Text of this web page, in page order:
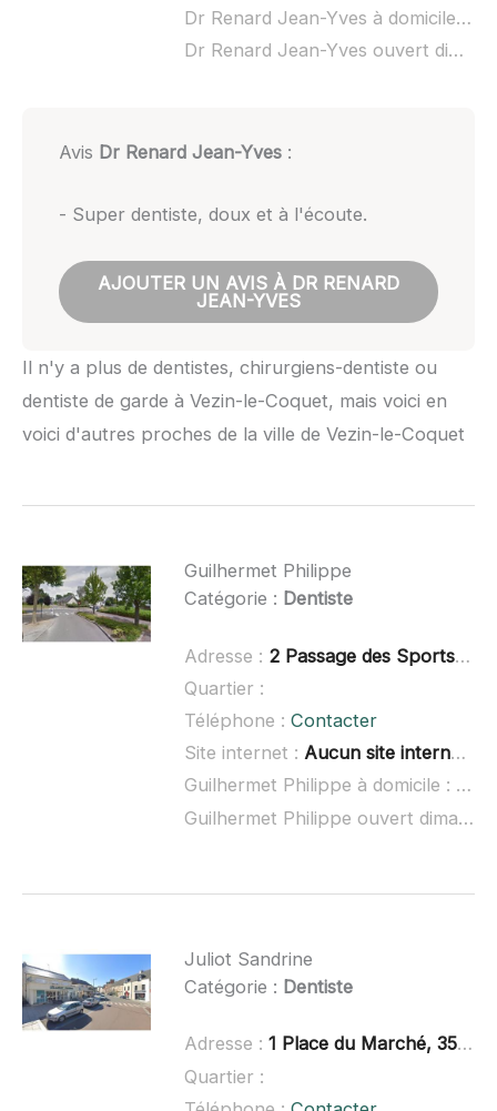
Dr Renard Jean-Yves à domicile :
Dr Renard Jean-Yves ouvert dimanche :
Avis Dr Renard Jean-Yves:
- Super dentiste, doux et à l'écoute.
AJOUTER UN AVIS À DR RENARD
JEAN-YVES
Il n'y a plus de dentistes, chirurgiens-dentiste ou
dentiste de garde à Vezin-le-Coquet, mais voici en
voici d'autres proches de la ville de Vezin-le-Coquet
Guilhermet Philippe
Catégorie : Dentiste
Adresse : 2 Passage des Sports, 35650 Le Rheu
Quartier :
Téléphone : Contacter
Site internet : Aucun site internet connu
Guilhermet Philippe à domicile :
non
Guilhermet Philippe ouvert dimanche :
Juliot Sandrine
Catégorie : Dentiste
Adresse : 1 Place du Marché, 35770 Vern-sur-Seiche
Quartier :